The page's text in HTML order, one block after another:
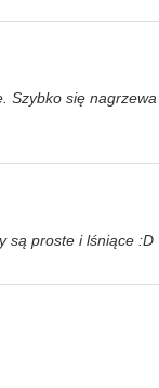
Szybko się
proste i lśniące